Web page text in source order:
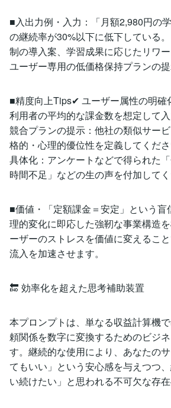
■入出力例・入力：「月額2,980円の
の継続率が30%以下に低下している
制の導入案、学習成果に応じたリワ
ユーザー専用の低価格保持プランの提
■精度向上Tips✔ ユーザー属性の明確
利用者の平均的な課金数を想定して
競合プランの提示：他社の類似サー
格的・心理的優位性を定義してくだ
具体化：アンケートなどで得られた
時間不足」などの生の声を付加してく
■価値・「定額課金＝安定」という
理的変化に即応した強靭な事業構造
ーザーのストレスを価値に変えるこ
流入を加速させます。
🔚 効率化を超えた思考補助装置
本プロンプトは、単なる収益計算機
頼関係を数字に変換するためのビジ
す。継続的な使用により、あなたの
てもいい」という安心感を与えつつ
い続けたい」と思われる不可欠な存在